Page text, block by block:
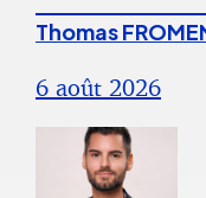
Thomas
6 août 2026